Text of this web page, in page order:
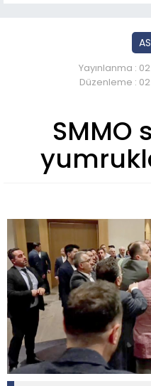
Yayınlanma :
Düzenleme :
SMMO